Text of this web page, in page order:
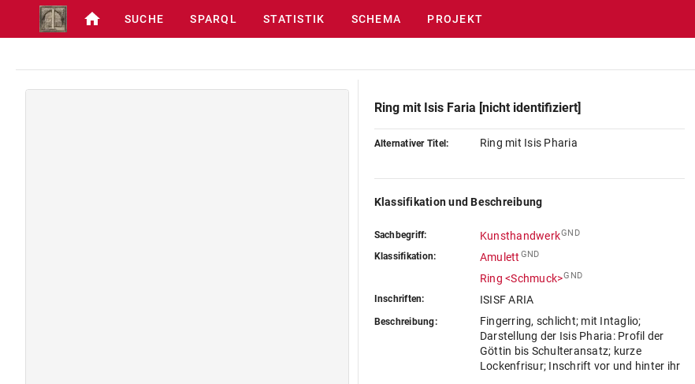
SUCHE SPARQL STATISTIK SCHEMA PROJEKT
Ring mit Isis Faria [nicht identifiziert]
Alternativer Titel: Ring mit Isis Pharia
Klassifikation und Beschreibung
Sachbegriff: KunsthandwerkGND
Klassifikation: Amulett GND
Ring <Schmuck>GND
Inschriften: ISISF ARIA
Beschreibung:
Fingerring, schlicht; mit Intaglio;
Darstellung der Isis Pharia: Profil der
Göttin bis Schulteransatz; kurze
Lockenfrisur; Inschrift vor und hinter ihr